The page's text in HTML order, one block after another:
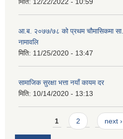
आ.ब. २०७७/७८ को प्रथम चौमासिकमा
नामावलि
मिति: 11/25/2020 - 13:47
सामाजिक सुरक्षा भत्ता नयाँ कायम दर
मिति: 10/14/2020 - 13:13
Pages1 2 next ›